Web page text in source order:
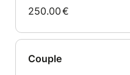
250.00€
Couple